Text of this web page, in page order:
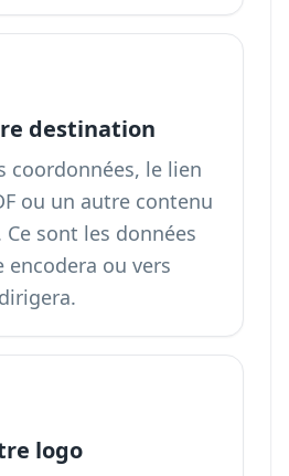
destination
coordonnées, le lien
ou un autre contenu
Ce sont les données
encodera ou vers
logo